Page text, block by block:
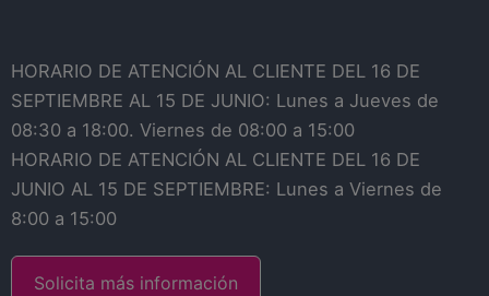
HORARIO DE ATENCIÓN AL CLIENTE DEL 16 DE
SEPTIEMBRE AL 15 DE JUNIO: Lunes a Jueves de
08:30 a 18:00. Viernes de 08:00 a 15:00
HORARIO DE ATENCIÓN AL CLIENTE DEL 16 DE
JUNIO AL 15 DE SEPTIEMBRE: Lunes a Viernes de
8:00 a 15:00
Solicita más información